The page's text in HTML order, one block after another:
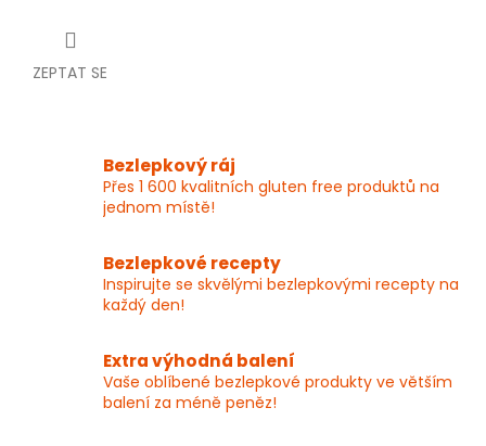
ZEPTAT SE
Bezlepkový ráj
Přes 1 600 kvalitních gluten free produktů na
jednom místě!
Bezlepkové recepty
Inspirujte se skvělými bezlepkovými recepty na
každý den!
Extra výhodná balení
Vaše oblíbené bezlepkové produkty ve větším
balení za méně peněz!